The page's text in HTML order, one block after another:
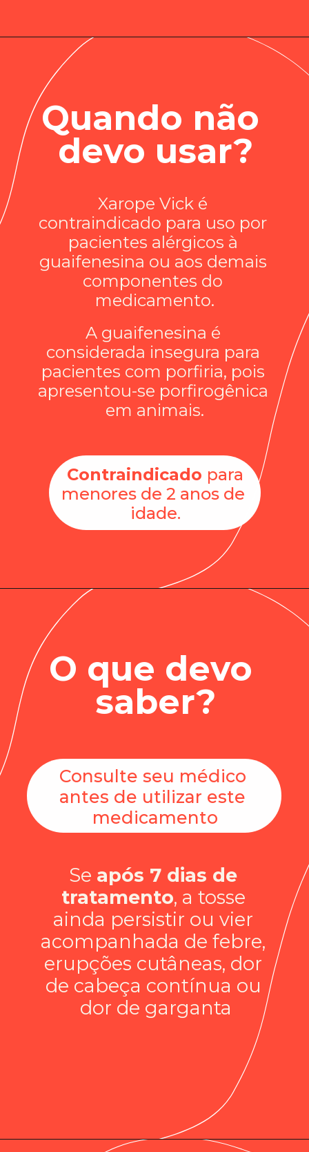
Quando não
devo usar?
Xarope Vick é
contraindicado para uso por
pacientes alérgicos à
guaifenesina ou aos demais
componentes do
medicamento.
A guaifenesina é
considerada insegura para
pacientes com porfiria, pois
apresentou-se porfirogênica
em animais.
Contraindicado para
menores de 2 anos de
idade.
O que devo
saber?
Consulte seu médico
antes de utilizar este
medicamento
Se após 7 dias de
tratamento, a tosse
ainda persistir ou vier
acompanhada de febre,
erupções cutâneas, dor
de cabeça contínua ou
dor de garganta